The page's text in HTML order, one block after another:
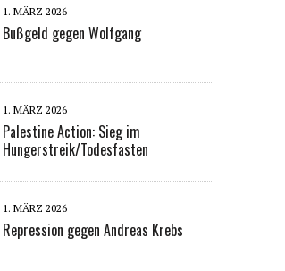
1. MÄRZ 2026
Bußgeld gegen Wolfgang
1. MÄRZ 2026
Palestine Action: Sieg im
Hungerstreik/Todesfasten
1. MÄRZ 2026
Repression gegen Andreas Krebs